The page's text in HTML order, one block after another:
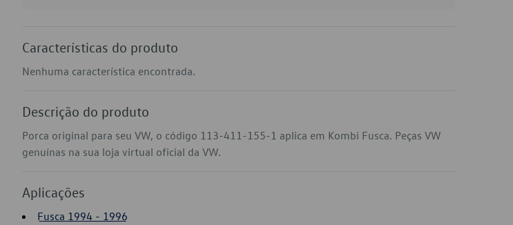
Características do produto
Nenhuma característica encontrada.
Descrição do produto
Porca original para seu VW, o código 113-411-155-1 aplica em Kombi Fusca. Peças VW
genuínas na sua loja virtual oficial da VW.
Aplicações
Fusca 1994 - 1996